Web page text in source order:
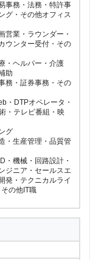
事務・法務・特許事
グ・その他オフィス
営業・ラウンダー・
ウンター受付・その
・ヘルパー・介護
助
務・証券事務・その
・DTPオペレータ・
・テレビ番組・映
グ
・生産管理・品質管
・機械・回路設計・
ジニア・セールスエ
発・テクニカルライ
の他IT職